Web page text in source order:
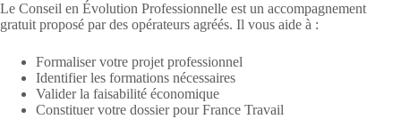
Le Conseil en Évolution Professionnelle est un accompagnement
gratuit proposé par des opérateurs agréés. Il vous aide à :
Formaliser votre projet professionnel
Identifier les formations nécessaires
Valider la faisabilité économique
Constituer votre dossier pour France Travail